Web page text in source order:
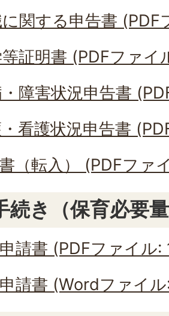
関する申告書 (PDF
証明書 (PDFファイ
障害状況申告書
看護状況申告書
（転入） (PDFファ
続き（保育必要
請書 (PDFファイル:
請書 (Wordファイ